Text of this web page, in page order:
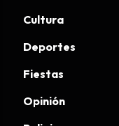
Cultura
Deportes
Fiestas
Opinión